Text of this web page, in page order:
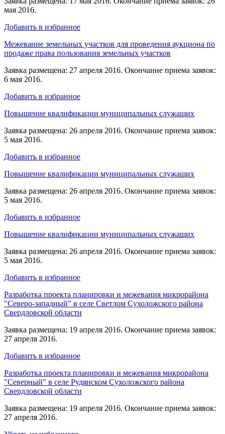
мая 2016.
Добавить в избранное
Межевание земельных участков для проведения аукциона по
продаже права пользования земельных участков
Заявка размещена: 27 апреля 2016. Окончание приема заявок:
6 мая 2016.
Добавить в избранное
Повышение квалификации муниципальных служащих
Заявка размещена: 26 апреля 2016. Окончание приема заявок:
5 мая 2016.
Добавить в избранное
Повышение квалификации муниципальных служащих
Заявка размещена: 26 апреля 2016. Окончание приема заявок:
5 мая 2016.
Добавить в избранное
Повышение квалификации муниципальных служащих
Заявка размещена: 26 апреля 2016. Окончание приема заявок:
5 мая 2016.
Добавить в избранное
Разработка проекта планировки и межевания микрорайона
"Северо-западный" в селе Светлом Сухоложского района
Свердловской области
Заявка размещена: 19 апреля 2016. Окончание приема заявок:
27 апреля 2016.
Добавить в избранное
Разработка проекта планировки и межевания микрорайона
"Северный" в селе Рудянском Сухоложского района
Свердловской области
Заявка размещена: 19 апреля 2016. Окончание приема заявок:
27 апреля 2016.